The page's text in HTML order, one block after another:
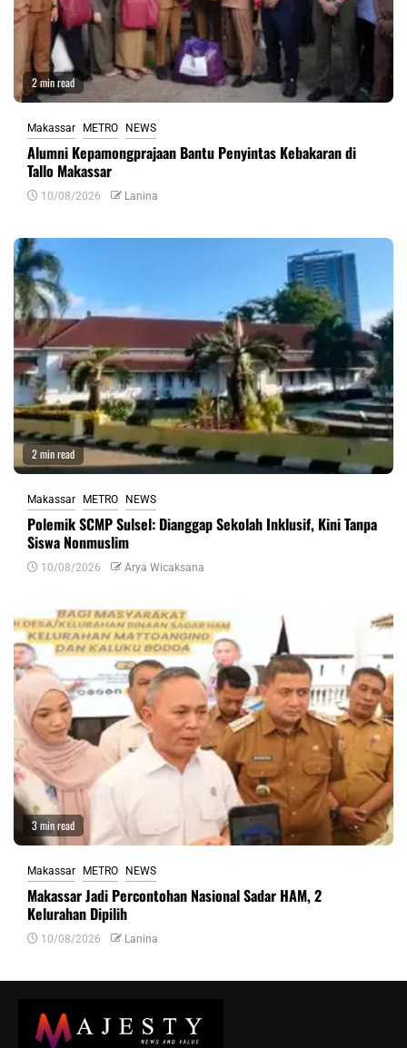
2 min read
Makassar METRO NEWS
Alumni Kepamongprajaan Bantu Penyintas Kebakaran di
Tallo Makassar
10/08/2026 Lanina
2 min read
Makassar METRO NEWS
Polemik SCMP Sulsel: Dianggap Sekolah Inklusif, Kini Tanpa
Siswa Nonmuslim
10/08/2026 Arya Wicaksana
3 min read
Makassar METRO NEWS
Makassar Jadi Percontohan Nasional Sadar HAM, 2
Kelurahan Dipilih
10/08/2026 Lanina